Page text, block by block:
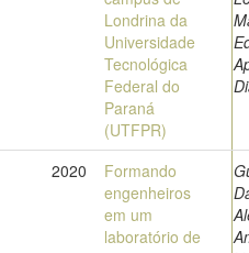
Londrina da
Universidade
Tecnológica
Federal do
Paraná
(UTFPR)
2020
Formando
engenheiros
em um
laboratório de